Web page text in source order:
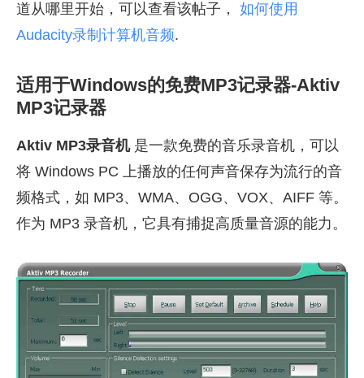
道从哪里开始，可以查看该帖子， 如何使用
Audacity录制计算机音频.
适用于Windows的免费MP3记录器-Aktiv
MP3记录器
Aktiv MP3录音机是一款免费的音乐录音机，可以
将 Windows PC 上播放的任何声音保存为流行的音
频格式，如 MP3、WMA、OGG、VOX、AIFF 等。
作为 MP3 录音机，它具有捕捉高质量音源的能力。